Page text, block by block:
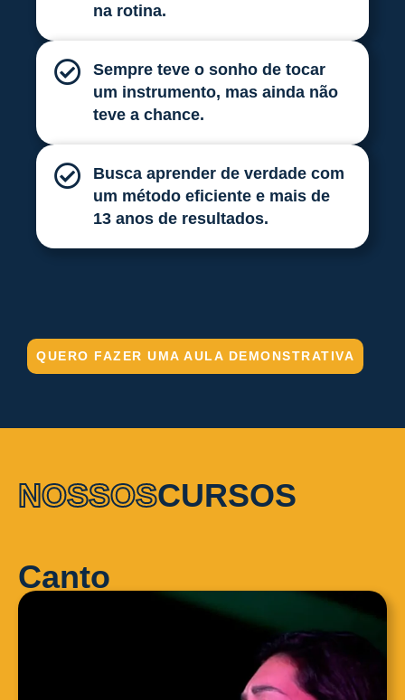
na rotina.
Sempre teve o sonho de tocar
um instrumento, mas ainda não
teve a chance.
Busca aprender de verdade com
um método eficiente e mais de
13 anos de resultados.
QUERO FAZER UMA AULA DEMONSTRATIVA
NOSSOSCURSOS
Canto